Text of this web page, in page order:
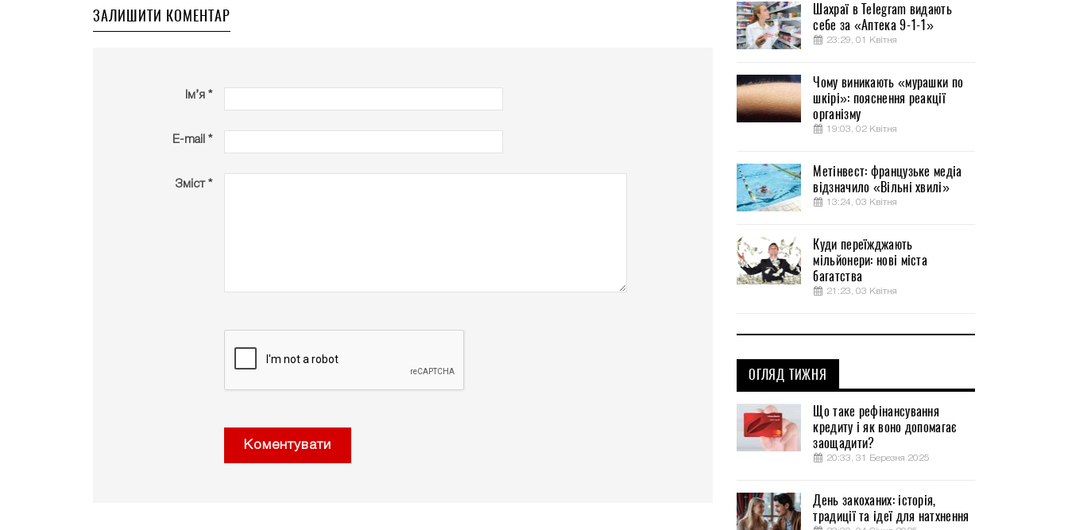
ЗАЛИШИТИ КОМЕНТАР
Ім’я *
E-mail *
Зміст *
Коментувати
Шахраї в Telegram видають
себе за «Аптека 9-1-1»
23:29, 01 Квітня
Чому виникають «мурашки по
шкірі»: пояснення реакції
організму
19:03, 02 Квітня
Метінвест: французьке медіа
відзначило «Вільні хвилі»
13:24, 03 Квітня
Куди переїжджають
мільйонери: нові міста
багатства
21:23, 03 Квітня
ОГЛЯД ТИЖНЯ
Що таке рефінансування
кредиту і як воно допомагає
заощадити?
20:33, 31 Березня 2025
День закоханих: історія,
традиції та ідеї для натхнення